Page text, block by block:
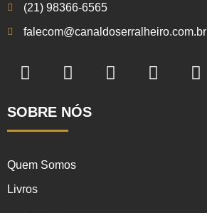
(21) 98366-6565
falecom@canaldoserralheiro.com.br
SOBRE NÓS
Quem Somos
Livros